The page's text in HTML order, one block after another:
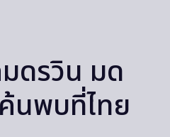
ดรวิน มด
นพบที่ไทย